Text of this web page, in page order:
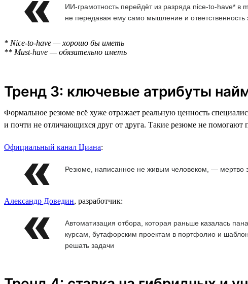
ИИ-грамотность перейдёт из разряда nice-to-have* в
не передавая ему само мышление и ответственность
* Nice-to-have — хорошо бы иметь
** Must-have — обязательно иметь
Тренд 3: ключевые атрибуты
Формальное резюме всё хуже отражает реальную ценность
и почти не отличающихся друг от друга. Такие резюме не
Официальный канал Циана:
Резюме, написанное не живым человеком, — мертво
Александр Доведин, разработчик:
Автоматизация отбора, которая раньше казалась
курсам, бутафорским проектам в портфолио и
решать задачи